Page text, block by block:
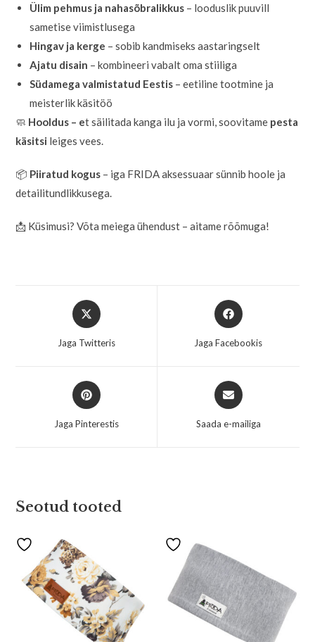
Ülim pehmus ja nahasõbralikkus – looduslik puuvill
sametise viimistlusega
Hingav ja kerge – sobib kandmiseks aastaringselt
Ajatu disain – kombineeri vabalt oma stiiliga
Südamega valmistatud Eestis – eetiline tootmine ja
meisterlik käsitöö
🧼 Hooldus – et säilitada kanga ilu ja vormi, soovitame pesta
käsitsi leiges vees.
📦 Piiratud kogus – iga FRIDA aksessuaar sünnib hoole ja
detailitundlikkusega.
📩 Küsimusi? Võta meiega ühendust – aitame rõõmuga!
Jaga Twitteris Jaga Facebookis
Jaga Pinterestis Saada e-mailiga
Seotud tooted